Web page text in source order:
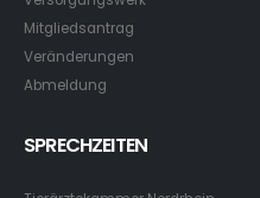
Mitgliedsantrag
Veränderungen
Abmeldung
SPRECHZEITEN